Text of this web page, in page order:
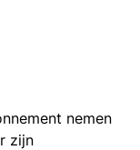
nemen
zijn